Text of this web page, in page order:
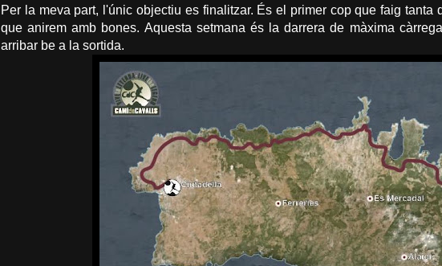
Per la meva part, l'únic objectiu es finalitzar. És el primer cop que faig
que anirem amb bones. Aquesta setmana és la darrera de màxima
arribar be a la sortida.